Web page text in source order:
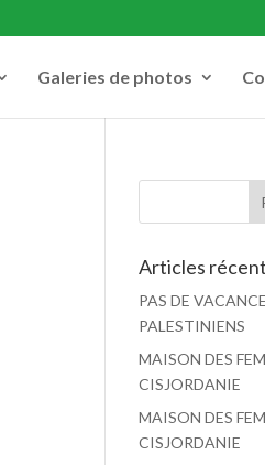
Galeries de photos
Articles
PAS DE
PALESTINIENS
MAISON DES
CISJORDANIE
MAISON DES
CISJORDANIE